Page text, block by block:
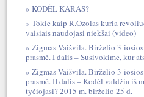
KODĖL KARAS?
Tokie kaip R.Ozolas kuria
vaisiais naudojasi niekšai (video)
Zigmas Vaišvila. Birželio 3-
prasmė. I dalis – Susivokime, kur
Zigmas Vaišvila. Birželio 3-
prasmė. II dalis – Kodėl valdžia iš
tyčiojasi? 2015 m. birželio 25 d.